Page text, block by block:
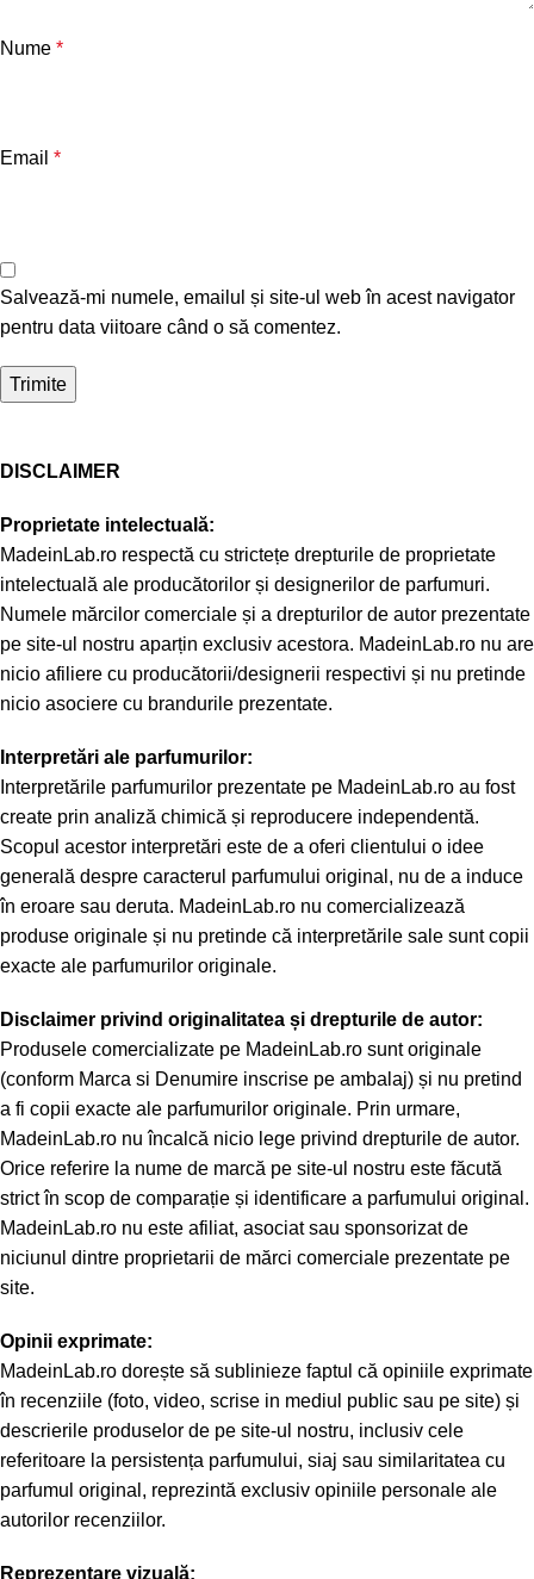
Nume *
Email *
Salvează-mi numele, emailul și site-ul web în acest navigator
pentru data viitoare când o să comentez.
DISCLAIMER
Proprietate intelectuală:
MadeinLab.ro respectă cu strictețe drepturile de proprietate
intelectuală ale producătorilor și designerilor de parfumuri.
Numele mărcilor comerciale și a drepturilor de autor prezentate
pe site-ul nostru aparțin exclusiv acestora. MadeinLab.ro nu are
nicio afiliere cu producătorii/designerii respectivi și nu pretinde
nicio asociere cu brandurile prezentate.
Interpretări ale parfumurilor:
Interpretările parfumurilor prezentate pe MadeinLab.ro au fost
create prin analiză chimică și reproducere independentă.
Scopul acestor interpretări este de a oferi clientului o idee
generală despre caracterul parfumului original, nu de a induce
în eroare sau deruta. MadeinLab.ro nu comercializează
produse originale și nu pretinde că interpretările sale sunt copii
exacte ale parfumurilor originale.
Disclaimer privind originalitatea și drepturile de autor:
Produsele comercializate pe MadeinLab.ro sunt originale
(conform Marca si Denumire inscrise pe ambalaj) și nu pretind
a fi copii exacte ale parfumurilor originale. Prin urmare,
MadeinLab.ro nu încalcă nicio lege privind drepturile de autor.
Orice referire la nume de marcă pe site-ul nostru este făcută
strict în scop de comparație și identificare a parfumului original.
MadeinLab.ro nu este afiliat, asociat sau sponsorizat de
niciunul dintre proprietarii de mărci comerciale prezentate pe
site.
Opinii exprimate:
MadeinLab.ro dorește să sublinieze faptul că opiniile exprimate
în recenziile (foto, video, scrise in mediul public sau pe site) și
descrierile produselor de pe site-ul nostru, inclusiv cele
referitoare la persistența parfumului, siaj sau similaritatea cu
parfumul original, reprezintă exclusiv opiniile personale ale
autorilor recenziilor.
Reprezentare vizuală: